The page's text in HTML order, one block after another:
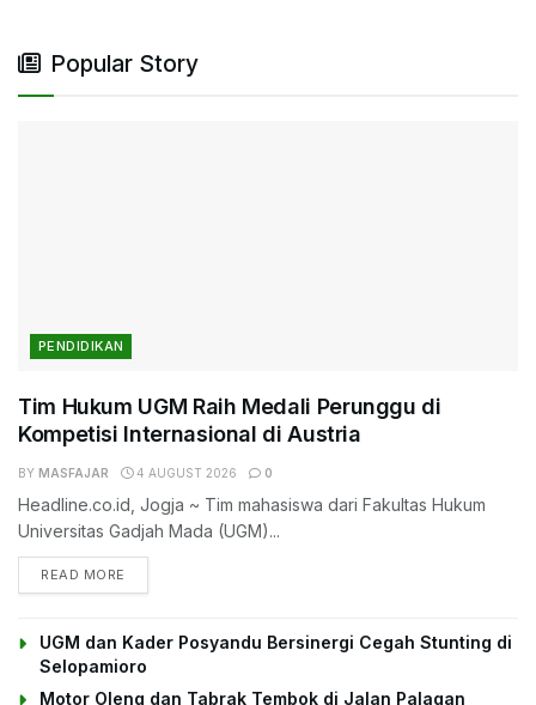
Popular Story
PENDIDIKAN
Tim Hukum UGM Raih Medali Perunggu di
Kompetisi Internasional di Austria
BY MASFAJAR 4 AUGUST 2026 0
Headline.co.id, Jogja ~ Tim mahasiswa dari Fakultas Hukum
Universitas Gadjah Mada (UGM)...
READ MORE
UGM dan Kader Posyandu Bersinergi Cegah Stunting di
Selopamioro
Motor Oleng dan Tabrak Tembok di Jalan Palagan